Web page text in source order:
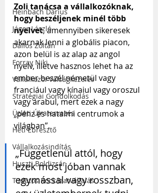
Heinbach Dárius
Jáger László
Dallos Zoltán
Forray Niki
Vállalkozói Válságkezelés
Stratégiai Gondolkodás
Üzleti Újratervezés
Heti Ébresztő
Vállalkozásindítás
Huszti Boldizsár
Tudatos Kockázatvállalás
Zoli tanácsa a vállalkozóknak,
hogy beszéljenek minél több
nyelvet, amennyiben sikeresek
akarnak lenni a globális piacon,
azon belül is az alap az angol
nyelv, illetve hasznos lehet ha az
ember beszél németül vagy
franciául vagy kínaiul vagy oroszul
vagy arabul, mert ezek a nagy
„pénz és hatalmi centrumok a
világban”.
„Függetlenül attól, hogy
ezek most jóban vannak
egymással vagy rosszban,